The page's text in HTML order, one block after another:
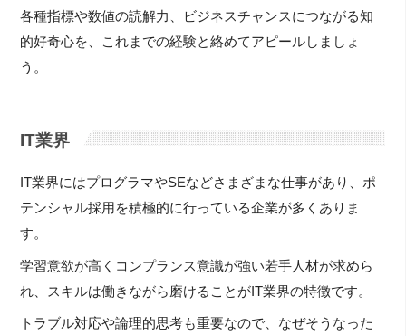
各種指標や数値の読解力、ビジネスチャンスにつながる知
的好奇心を、これまでの経験と絡めてアピールしましょ
う。
IT業界
IT業界にはプログラマやSEなどさまざまな仕事があり、ポ
テンシャル採用を積極的に行っている企業が多くありま
す。
学習意欲が高くコンプランス意識が強い若手人材が求めら
れ、スキルは働きながら磨けることがIT業界の特徴です。
トラブル対応や論理的思考も重要なので、なぜそうなった